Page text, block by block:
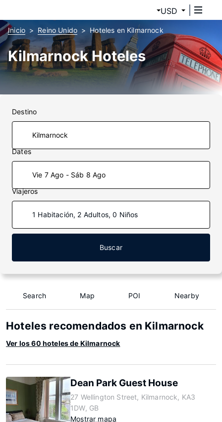
USD
Inicio Reino Unido Hoteles en Kilmarnock
Kilmarnock Hoteles
Destino
Dates
Vie 7 Ago - Sáb 8 Ago
Viajeros
1 Habitación, 2 Adultos, 0 Niños
Buscar
Search Map POI Nearby
Hoteles recomendados en Kilmarnock
Ver los 60 hoteles de Kilmarnock
Dean Park Guest House
27 Wellington Street, Kilmarnock, KA3
1DW, GB
Mostrar mapa